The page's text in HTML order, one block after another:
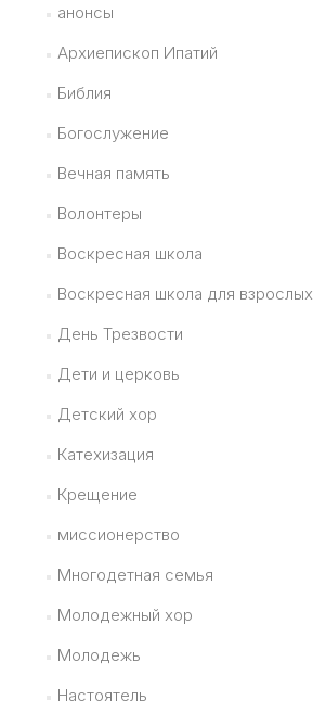
анонсы
Архиепископ Ипатий
Библия
Богослужение
Вечная память
Волонтеры
Воскресная школа
Воскресная школа для взрослых
День Трезвости
Дети и церковь
Детский хор
Катехизация
Крещение
миссионерство
Многодетная семья
Молодежный хор
Молодежь
Настоятель